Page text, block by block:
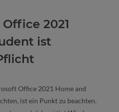
2021
ist
Office 2021 Home and
ist ein Punkt zu beachten.